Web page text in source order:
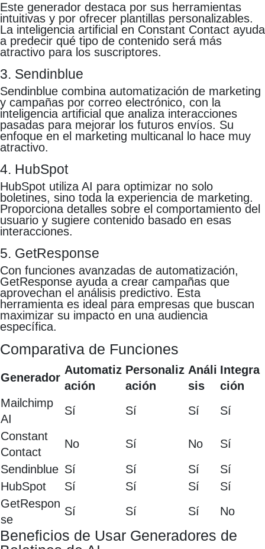
Este generador destaca por sus herramientas
intuitivas y por ofrecer plantillas personalizables.
La inteligencia artificial en Constant Contact ayuda
a predecir qué tipo de contenido será más
atractivo para los suscriptores.
3. Sendinblue
Sendinblue combina automatización de marketing
y campañas por correo electrónico, con la
inteligencia artificial que analiza interacciones
pasadas para mejorar los futuros envíos. Su
enfoque en el marketing multicanal lo hace muy
atractivo.
4. HubSpot
HubSpot utiliza AI para optimizar no solo
boletines, sino toda la experiencia de marketing.
Proporciona detalles sobre el comportamiento del
usuario y sugiere contenido basado en esas
interacciones.
5. GetResponse
Con funciones avanzadas de automatización,
GetResponse ayuda a crear campañas que
aprovechan el análisis predictivo. Esta
herramienta es ideal para empresas que buscan
maximizar su impacto en una audiencia
específica.
Comparativa de Funciones
Generador
Automatiz
ación
Personaliz
ación
Análi
sis
Integra
ción
Mailchimp
AI
Sí Sí Sí
Sí
Constant
Contact
No Sí No
Sí
Sendinblue Sí Sí Sí
Sí
HubSpot
Sí Sí Sí
Sí
GetRespon
se
Sí Sí Sí No
Beneficios de Usar Generadores de